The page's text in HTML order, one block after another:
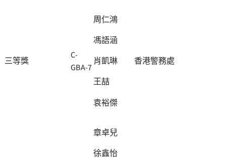
三等獎
C-
GBA-7
周仁鴻
馮語涵
肖凱琳
王喆
袁裕傑
香港警務處
章卓兒
徐鑫怡